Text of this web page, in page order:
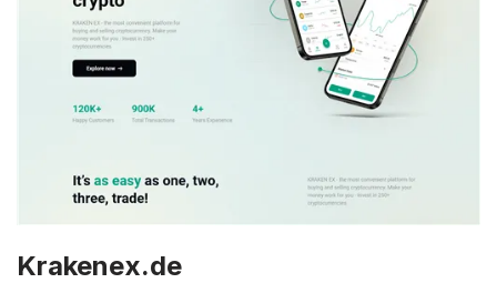
Krakenex.de